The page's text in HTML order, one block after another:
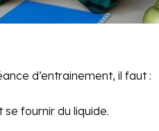
d’entrainement, il faut :
se fournir du liquide.